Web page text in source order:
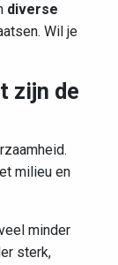
diverse
Wil je
zijn de
milieu en
minder
sterk,